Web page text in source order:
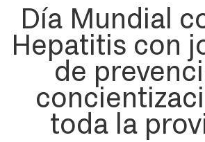
Día Mundial
Hepatitis con
de
toda la